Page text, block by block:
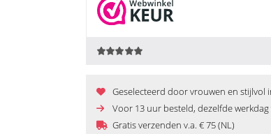
Geselecteerd door vrouwen en stijlvol
Voor 13 uur besteld, dezelfde
Gratis verzenden v.a. € 75 (NL)